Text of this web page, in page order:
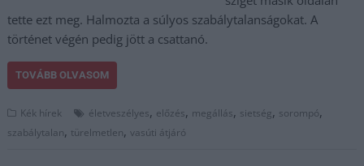
tette ezt meg. Halmozta a súlyos szabálytalanságokat. A
történet végén pedig jött a csattanó.
TOVÁBB OLVASOM
Kék hírek életveszélyes, előzés, megállás, sietség, sorompó,
szabálytalan, türelmetlen,vasúti átjáró